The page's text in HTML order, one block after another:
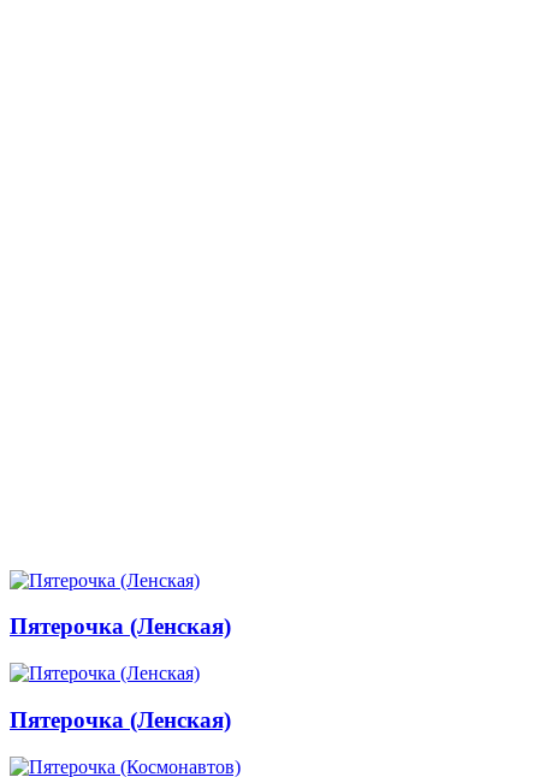
Пятерочка (Ленская)
Пятерочка (Ленская)